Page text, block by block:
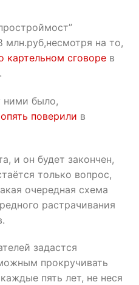
млн.руб,несмотря на то,
картельном сговоре в
ними было,
опять поверили в
и он будет закончен,
только вопрос,
очередная схема
растрачивания
задастся
прокручивать
пять лет, не неся